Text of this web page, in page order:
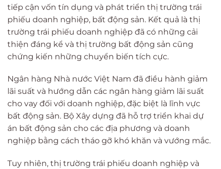
tiếp cận vốn tín dụng và phát triển thị trường trái
phiếu doanh nghiệp, bất động sản. Kết quả là thị
trường trái phiếu doanh nghiệp đã có những cải
thiện đáng kể và thị trường bất động sản cũng
chứng kiến những chuyển biến tích cực.
Ngân hàng Nhà nước Việt Nam đã điều hành giảm
lãi suất và hướng dẫn các ngân hàng giảm lãi suất
cho vay đối với doanh nghiệp, đặc biệt là lĩnh vực
bất động sản. Bộ Xây dựng đã hỗ trợ triển khai dự
án bất động sản cho các địa phương và doanh
nghiệp bằng cách tháo gỡ khó khăn và vướng mắc.
Tuy nhiên, thị trường trái phiếu doanh nghiệp và